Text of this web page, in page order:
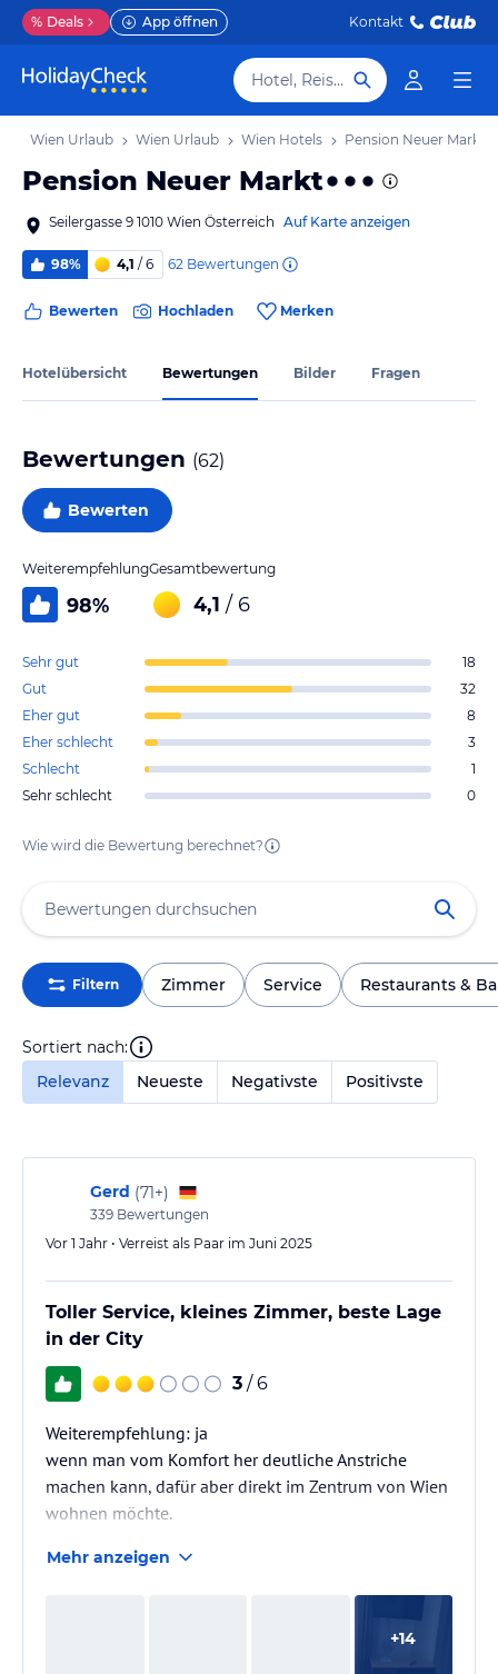
% Deals App öffnen Kontakt
Hotel, Reiseziel
Wien Urlaub Wien Urlaub Wien Hotels Pension Neuer Markt
Pension Neuer Markt
Seilergasse 9 1010 Wien Österreich Auf Karte anzeigen
98% 4,1 / 6 62 Bewertungen
Bewerten Hochladen Merken
Hotelübersicht Bewertungen Bilder Fragen
Bewertungen (62)
Bewerten
Weiterempfehlung
98%
Gesamtbewertung
4,1 / 6
Sehr gut
18
Gut
32
Eher gut
8
Eher schlecht
3
Schlecht
1
Sehr schlecht
0
Wie wird die Bewertung berechnet?
Filtern Zimmer Service Restaurants &
Sortiert nach:
Relevanz
Neueste Negativste Positivste
Gerd (71+)
339 Bewertungen
Vor 1 Jahr • Verreist als Paar im Juni 2025
Toller Service, kleines Zimmer, beste Lage
in der City
3 / 6
Weiterempfehlung: ja
wenn man vom Komfort her deutliche Anstriche
machen kann, dafür aber direkt im Zentrum von Wien
wohnen möchte.
Mehr anzeigen
+14